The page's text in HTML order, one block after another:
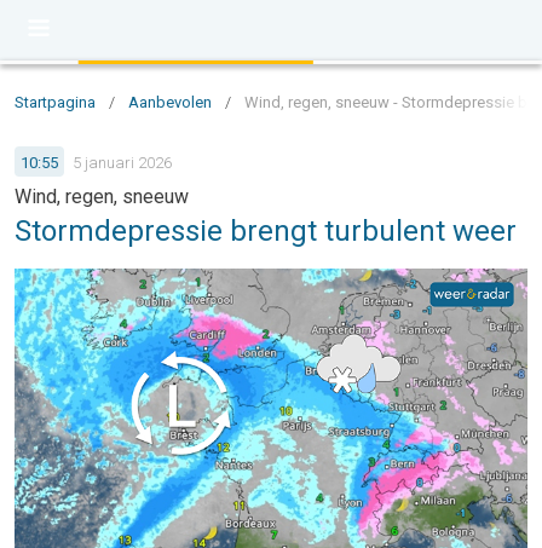
Startpagina / Aanbevolen / Wind, regen, sneeuw - Stormdepressie
10:55 5 januari 2026
Wind, regen, sneeuw
Stormdepressie brengt turbulent weer